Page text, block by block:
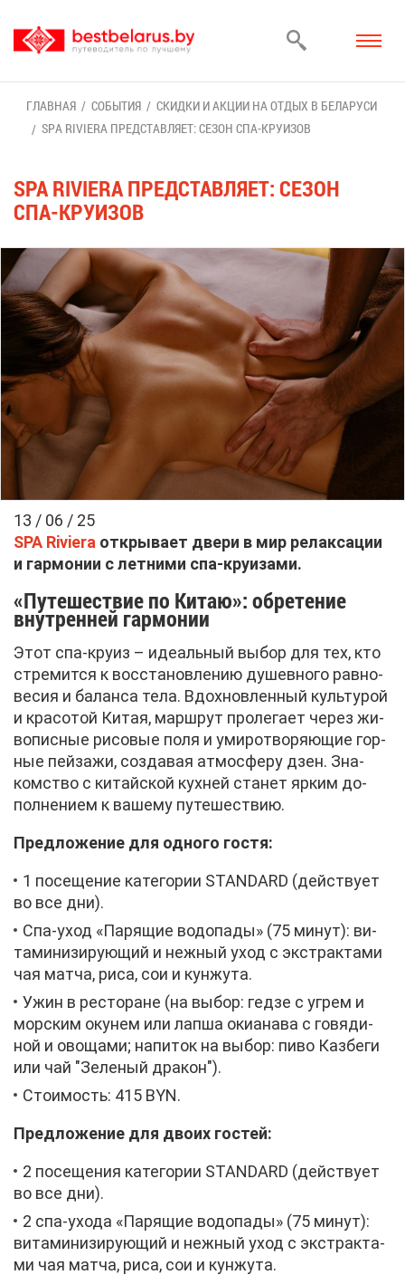
ГЛАВ­НАЯ СО­БЫ­ТИЯ
СКИД­КИ И АК­ЦИИ НА ОТ­ДЫХ В БЕ­ЛА­РУ­СИ
SPA RIVIERA ПРЕД­СТАВ­ЛЯ­ЕТ: СЕ­ЗОН СПА-КРУ­И­ЗОВ
SPA RIVIERA ПРЕД­СТАВ­ЛЯ­ЕТ: СЕ­ЗОН
СПА-КРУ­И­ЗОВ
13 / 06 / 25
SPA Riviera от­кры­ва­ет две­ри в мир ре­лак­са­ции
и гар­мо­нии с лет­ни­ми спа-кру­и­за­ми.
«Пу­те­ше­ствие по Ки­таю»: об­ре­те­ние
внут­рен­ней гар­мо­нии
Этот спа-кру­из – иде­аль­ный вы­бор для тех, кто
стре­мит­ся к вос­ста­нов­ле­нию ду­шев­но­го рав­но­
ве­сия и ба­лан­са те­ла. Вдох­нов­лен­ный куль­ту­рой
и кра­со­той Ки­тая, марш­рут про­ле­га­ет че­рез жи­
во­пис­ные ри­со­вые по­ля и уми­ро­тво­ря­ю­щие гор­
ные пей­за­жи, со­зда­вая ат­мо­сфе­ру дзен. Зна­
ком­ство с ки­тай­ской кух­ней ста­нет яр­ким до­
пол­не­ни­ем к ва­ше­му пу­те­ше­ствию.
Пред­ло­же­ние для од­но­го го­стя:
1 по­се­ще­ние ка­те­го­рии STANDARD (дей­ству­ет
во все дни).
Спа-уход «Па­ря­щие во­до­па­ды» (75 ми­нут): ви­
та­ми­ни­зи­ру­ю­щий и неж­ный уход с экс­трак­та­ми
чая мат­ча, ри­са, сои и кун­жу­та.
Ужин в ре­сто­ране (на вы­бор: гед­зе с уг­рем и
мор­ским оку­нем или лап­ша оки­а­на­ва с го­вя­ди­
ной и ово­ща­ми; на­пи­ток на вы­бор: пи­во Каз­бе­ги
или чай "Зе­ле­ный дра­кон").
Сто­и­мость: 415 BYN.
Пред­ло­же­ние для дво­их го­стей:
2 по­се­ще­ния ка­те­го­рии STANDARD (дей­ству­ет
во все дни).
2 спа-ухо­да «Па­ря­щие во­до­па­ды» (75 ми­нут):
ви­та­ми­ни­зи­ру­ю­щий и неж­ный уход с экс­трак­та­
ми чая мат­ча, ри­са, сои и кун­жу­та.